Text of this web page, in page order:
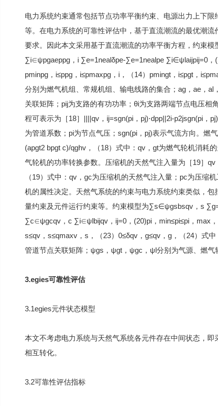
电力系统约束通常包括节点功率平衡约束、电源出力上下
等。在电力系统的可靠性评估中，基于直流潮流的最优潮
要求。因此本文采用基于直流潮流的功率平衡方程，约束
∑i∈ψpgaeppg，i ∑e=1nealδpe-∑e=1nealpe ∑i∈ψlaijpij=0，
pminpg，i≤ppg，i≤pmaxpg，i，（14）pmingt，i≤pgt，
分别为燃气机组、常规机组、输电线路的集合；ag，ae，
关联矩阵；pij为支路的有功功率；θi为支路两端节点电压
程可表示为［18］||||qv，ij=sgn(pi，pj)⋅dpp||2i-p2jsgn(pi，
为管道系数；pi为节点气压；sgn(pi，pj)表示气流方向。燃
(apgt2 bpgt c)/qghv，（18）式中：qv，gt为燃气轮机消耗
气轮机的功率转换参数。压缩机的天然气注入量为［19］
（19）式中：qv，gc为压缩机的天然气注入量；pc为压缩
机的属性决定。天然气系统的约束与电力系统约束类似，
量约束及元件运行约束等。约束模型为∑s∈ψgsbsqv，s
∑c∈ψgcqv，c ∑i∈ψlbijqv，ij=0，(20)pi，min≤pi≤pi，max
s≤qv，s≤qmaxv，s，（23）0≤δqv，g≤qv，g，（24）式
管道节点关联矩阵；ψgs，ψgt，ψgc，ψl分别为气源、燃
3.egies可靠性评估
3.1egies元件状态模型
本文不考虑电力系统与天然气系统各元件存在中间状态，
相互转化。
3.2可靠性评估指标